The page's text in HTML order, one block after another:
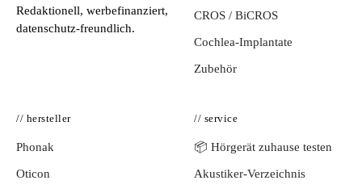
Redaktionell, werbefinanziert,
datenschutz-freundlich.
CROS / BiCROS
Cochlea-Implantate
Zubehör
// hersteller
Phonak
Oticon
// service
📦 Hörgerät zuhause testen
Akustiker-Verzeichnis